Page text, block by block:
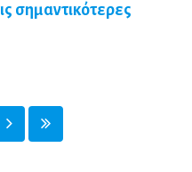
σημαντικότερες